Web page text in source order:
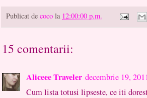
Publicat de coco la 12:00:00 p.m.
15 comentarii:
Aliceee Traveler decembrie 19,
Cum lista totusi lipseste, ce iti